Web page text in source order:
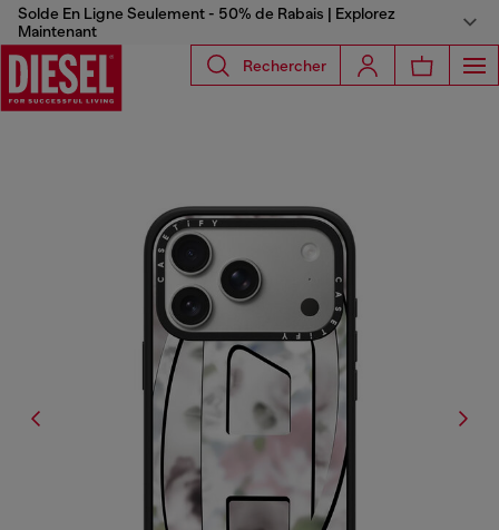
Solde En Ligne Seulement - 50% de Rabais | Explorez
Maintenant
Rechercher